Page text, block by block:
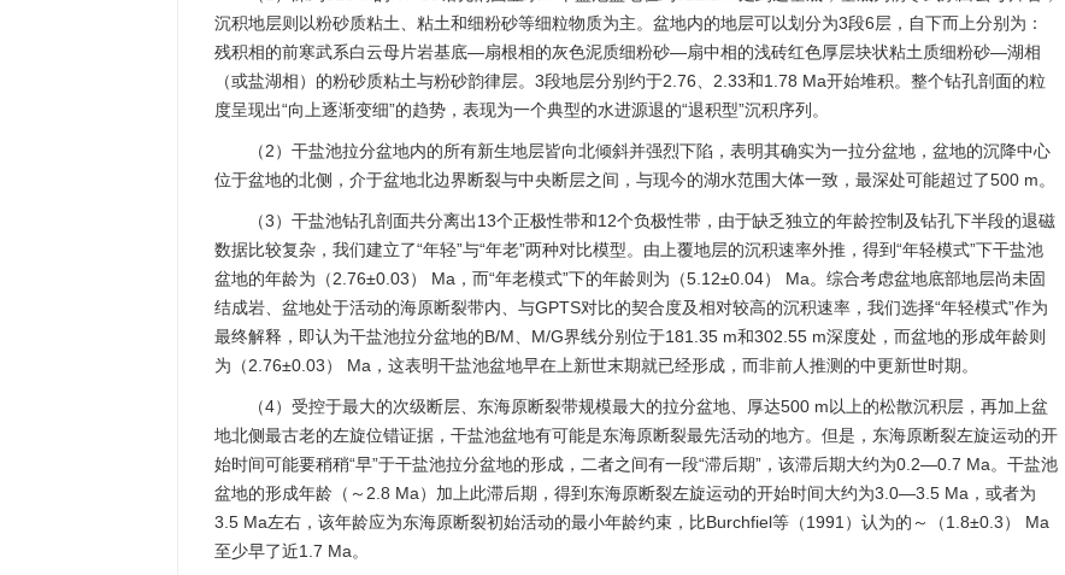
沉积地层则以粉砂质粘土、粘土和细粉砂等细粒物质为主。盆地内的地层可以划分为3段6层，自下而上分别为：
残积相的前寒武系白云母片岩基底—扇根相的灰色泥质细粉砂—扇中相的浅砖红色厚层块状粘土质细粉砂—湖相
（或盐湖相）的粉砂质粘土与粉砂韵律层。3段地层分别约于2.76、2.33和1.78 Ma开始堆积。整个钻孔剖面的粒
度呈现出“向上逐渐变细”的趋势，表现为一个典型的水进源退的“退积型”沉积序列。
（2）干盐池拉分盆地内的所有新生地层皆向北倾斜并强烈下陷，表明其确实为一拉分盆地，盆地的沉降中心
位于盆地的北侧，介于盆地北边界断裂与中央断层之间，与现今的湖水范围大体一致，最深处可能超过了500 m。
（3）干盐池钻孔剖面共分离出13个正极性带和12个负极性带，由于缺乏独立的年龄控制及钻孔下半段的退磁
数据比较复杂，我们建立了“年轻”与“年老”两种对比模型。由上覆地层的沉积速率外推，得到“年轻模式”下干盐池
盆地的年龄为（2.76±0.03） Ma，而“年老模式”下的年龄则为（5.12±0.04） Ma。综合考虑盆地底部地层尚未固
结成岩、盆地处于活动的海原断裂带内、与GPTS对比的契合度及相对较高的沉积速率，我们选择“年轻模式”作为
最终解释，即认为干盐池拉分盆地的B/M、M/G界线分别位于181.35 m和302.55 m深度处，而盆地的形成年龄则
为（2.76±0.03） Ma，这表明干盐池盆地早在上新世末期就已经形成，而非前人推测的中更新世时期。
（4）受控于最大的次级断层、东海原断裂带规模最大的拉分盆地、厚达500 m以上的松散沉积层，再加上盆
地北侧最古老的左旋位错证据，干盐池盆地有可能是东海原断裂最先活动的地方。但是，东海原断裂左旋运动的开
始时间可能要稍稍“早”于干盐池拉分盆地的形成，二者之间有一段“滞后期”，该滞后期大约为0.2—0.7 Ma。干盐池
盆地的形成年龄（～2.8 Ma）加上此滞后期，得到东海原断裂左旋运动的开始时间大约为3.0—3.5 Ma，或者为
3.5 Ma左右，该年龄应为东海原断裂初始活动的最小年龄约束，比Burchfiel等（1991）认为的～（1.8±0.3） Ma
至少早了近1.7 Ma。